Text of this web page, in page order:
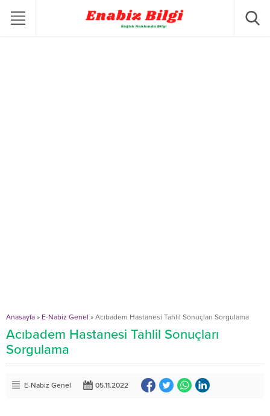
Anasayfa » E-Nabiz Genel » Acıbadem Hastanesi Tahlil Sonuçları Sorgulama
Acıbadem Hastanesi Tahlil Sonuçları
Sorgulama
E-Nabiz Genel 05.11.2022